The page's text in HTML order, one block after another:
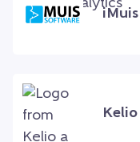
iMuis
Kelio